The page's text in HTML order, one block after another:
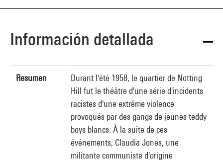
Información detallada
Resumen
Durant l'été 1958, le quartier de Notting
Hill fut le théâtre d'une série d'incidents
racistes d'une extrême violence
provoqués par des gangs de jeunes teddy
boys blancs. À la suite de ces
événements, Claudia Jones, une
militante communiste d'origine